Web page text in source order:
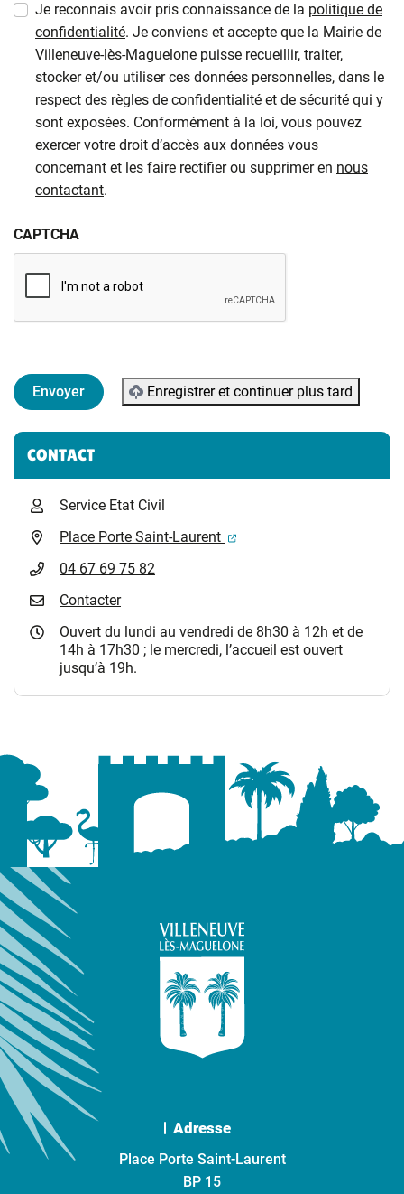
Je reconnais avoir pris connaissance de la politique de
confidentialité. Je conviens et accepte que la Mairie de
Villeneuve-lès-Maguelone puisse recueillir, traiter,
stocker et/ou utiliser ces données personnelles, dans le
respect des règles de confidentialité et de sécurité qui y
sont exposées. Conformément à la loi, vous pouvez
exercer votre droit d’accès aux données vous
concernant et les faire rectifier ou supprimer en nous
contactant.
CAPTCHA
Enregistrer et continuer plus tard
Informations complémentaires
CONTACT
Service Etat Civil
Place Porte Saint-Laurent
(ouverture dans un
04 67 69 75 82
Contacter
Ouvert du lundi au vendredi de 8h30 à 12h et de
14h à 17h30 ; le mercredi, l’accueil est ouvert
jusqu’à 19h.
Adresse
Place Porte Saint-Laurent
BP 15